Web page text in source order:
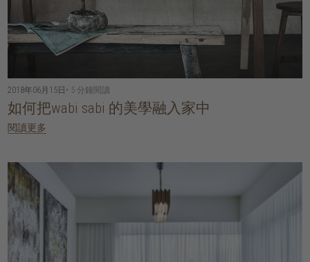
2018年06月15日 • 5 分鐘閱讀
如何把wabi sabi 的美學融入家中
閱讀更多